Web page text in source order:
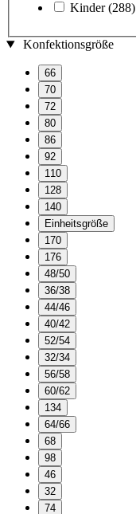
Kinder (288)
Konfektionsgröße
66
70
72
80
86
92
110
128
140
Einheitsgröße
170
176
48/50
36/38
44/46
40/42
52/54
32/34
56/58
60/62
134
64/66
68
98
46
32
74